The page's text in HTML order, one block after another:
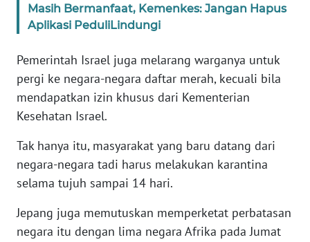
Masih Bermanfaat, Kemenkes: Jangan Hapus
Aplikasi PeduliLindungi
Pemerintah Israel juga melarang warganya untuk
pergi ke negara-negara daftar merah, kecuali bila
mendapatkan izin khusus dari Kementerian
Kesehatan Israel.
Tak hanya itu, masyarakat yang baru datang dari
negara-negara tadi harus melakukan karantina
selama tujuh sampai 14 hari.
Jepang juga memutuskan memperketat perbatasan
negara itu dengan lima negara Afrika pada Jumat
WN
SUMUT
WN
JAKARTA
WN
WN
BANTEN
WN
NTT